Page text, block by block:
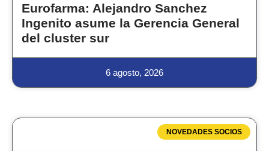
Eurofarma: Alejandro Sanchez
Ingenito asume la Gerencia General
del cluster sur
6 agosto, 2026
NOVEDADES SOCIOS